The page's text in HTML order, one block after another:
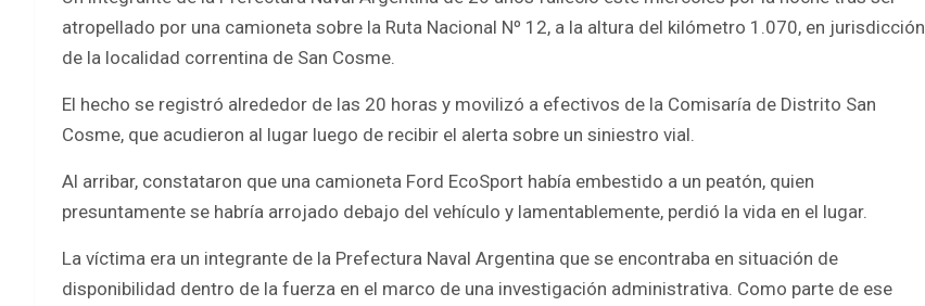
ce
b
o
k
tt
er
at
s
p
p
ar
e
atropellado por una camioneta sobre la Ruta Nacional Nº 12, a la altura del kilómetro 1.070, en jurisdicción
de la localidad correntina de San Cosme.
El hecho se registró alrededor de las 20 horas y movilizó a efectivos de la Comisaría de Distrito San
Cosme, que acudieron al lugar luego de recibir el alerta sobre un siniestro vial.
Al arribar, constataron que una camioneta Ford EcoSport había embestido a un peatón, quien
presuntamente se habría arrojado debajo del vehículo y lamentablemente, perdió la vida en el lugar.
La víctima era un integrante de la Prefectura Naval Argentina que se encontraba en situación de
disponibilidad dentro de la fuerza en el marco de una investigación administrativa. Como parte de ese